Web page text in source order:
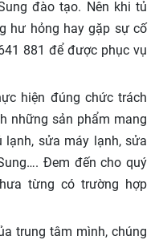
đào tạo. Nên khi tủ
hư hỏng hay gặp sự cố
881 để được phục vụ
hiện đúng chức trách
những sản phẩm mang
sửa máy lạnh, sửa
Đem đến cho quý
từng có trường hợp
trung tâm mình, chúng